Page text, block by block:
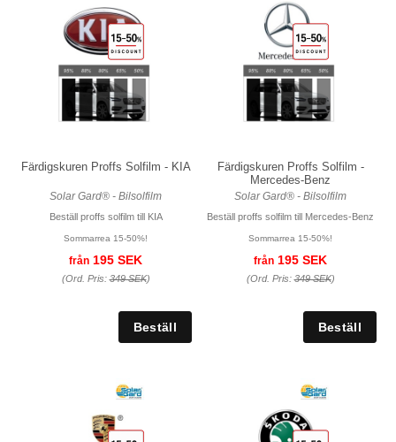
Färdigskuren Proffs Solfilm - KIA
Solar Gard® - Bilsolfilm
Beställ proffs solfilm till KIA
Sommarrea 15-50%!
från 195 SEK
(Ord. Pris:349 SEK)
Färdigskuren Proffs Solfilm -
Mercedes-Benz
Solar Gard® - Bilsolfilm
Beställ proffs solfilm till Mercedes-Benz
Sommarrea 15-50%!
från 195 SEK
(Ord. Pris:349 SEK)